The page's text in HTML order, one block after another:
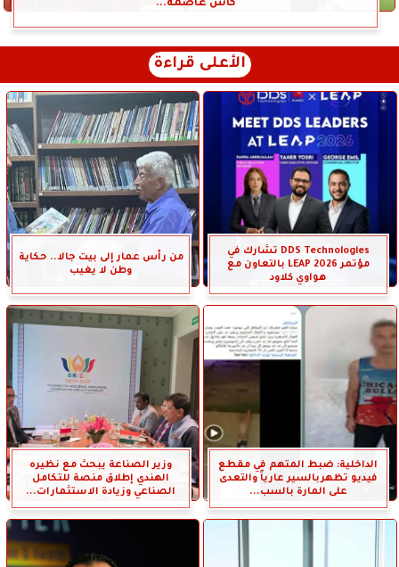
كأس عاصمة...
الأعلى قراءة
DDS Technologies تشارك في
مؤتمر LEAP 2026 بالتعاون مع
هواوي كلاود
من رأس عمار إلى بيت جالا.. حكاية
وطن لا يغيب
الداخلية: ضبط المتهم في مقطع
فيديو تظهربالسير عارياً والتعدى
على المارة بالسب...
وزير الصناعة يبحث مع نظيره
الهندي إطلاق منصة للتكامل
الصناعي وزيادة الاستثمارات...